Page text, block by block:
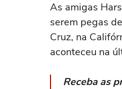
As amigas
serem pegas
Cruz, na
aconteceu na
Receba as